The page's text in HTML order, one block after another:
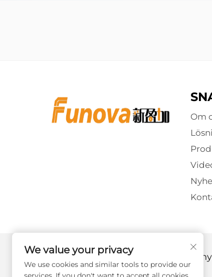
Om
Copyright © 2025 av Guangzhou
We value your privacy
We use cookies and similar tools to provide our